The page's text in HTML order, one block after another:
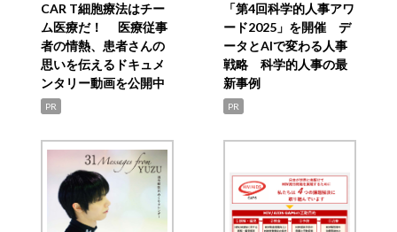
CAR T細胞療法はチー
ム医療だ！ 医療従事
者の情熱、患者さんの
思いを伝えるドキュメ
ンタリー動画を公開中
PR
「第4回科学的人事アワ
ード2025」を開催 デ
ータとAIで変わる人事
戦略 科学的人事の最
新事例
PR